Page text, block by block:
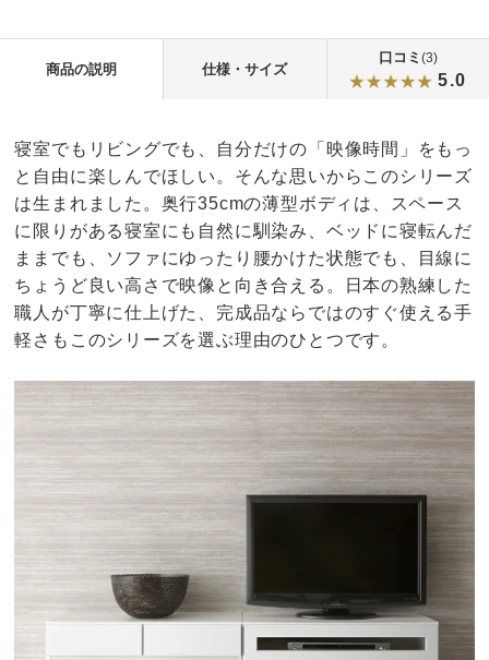
商品の説明 仕様・サイズ
口コミ (3)
5.0
寝室でもリビングでも、自分だけの「映像時間」をもっ
と自由に楽しんでほしい。そんな思いからこのシリーズ
は生まれました。奥行35cmの薄型ボディは、スペース
に限りがある寝室にも自然に馴染み、ベッドに寝転んだ
ままでも、ソファにゆったり腰かけた状態でも、目線に
ちょうど良い高さで映像と向き合える。日本の熟練した
職人が丁寧に仕上げた、完成品ならではのすぐ使える手
軽さもこのシリーズを選ぶ理由のひとつです。